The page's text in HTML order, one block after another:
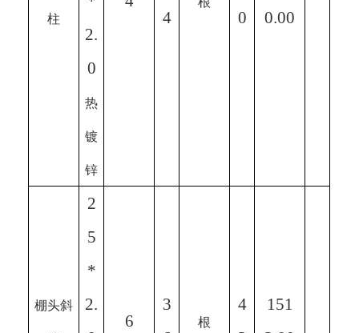
柱
2.
0
热
镀
锌
4
0
0.00
棚头斜
2
5
*
2.
6
3
根
4
151